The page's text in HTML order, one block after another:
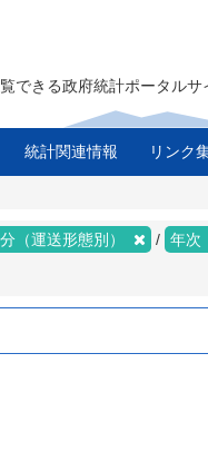
できる政府統計ポータルサ
統計関連情報 リンク
（運送形態別） 年次